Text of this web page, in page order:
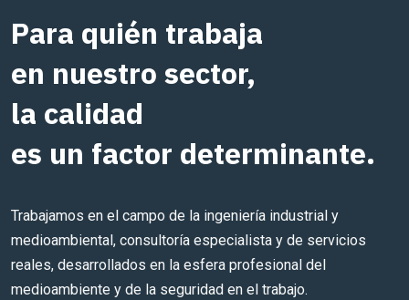
Para quién trabaja
en nuestro sector,
la calidad
es un factor determinante.
Trabajamos en el campo de la ingeniería industrial y
medioambiental, consultoría especialista y de servicios
reales, desarrollados en la esfera profesional del
medioambiente y de la seguridad en el trabajo.